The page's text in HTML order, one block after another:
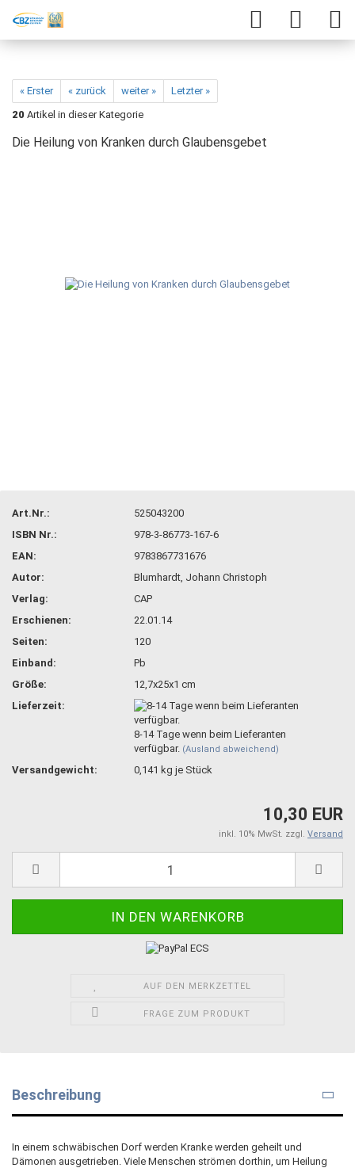
« Erster « zurück weiter »
Letzter »
20 Artikel in dieser Kategorie
Die Heilung von Kranken durch Glaubensgebet
Art.Nr.:
525043200
ISBN Nr.:
978-3-86773-167-6
EAN:
9783867731676
Autor:
Blumhardt, Johann Christoph
Verlag:
CAP
Erschienen:
22.01.14
Seiten:
120
Einband:
Pb
Größe:
12,7x25x1 cm
Lieferzeit:
8-14 Tage wenn beim Lieferanten
verfügbar. (Ausland abweichend)
Versandgewicht: 0,141 kg je Stück
10,30 EUR
inkl. 10% MwSt. zzgl. Versand
AUF DEN MERKZETTEL
FRAGE ZUM PRODUKT
Beschreibung
In einem schwäbischen Dorf werden Kranke werden geheilt und
Dämonen ausgetrieben. Viele Menschen strömen dorthin, um Heilung